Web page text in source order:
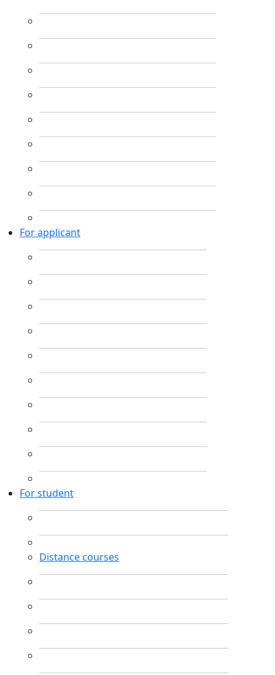
For applicant
For student
Distance courses